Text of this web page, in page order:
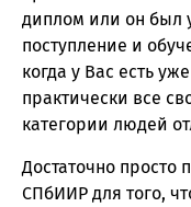
диплом или он был
поступление и
когда у Вас есть
практически все
категории людей
Достаточно просто
СПбИИР для того,